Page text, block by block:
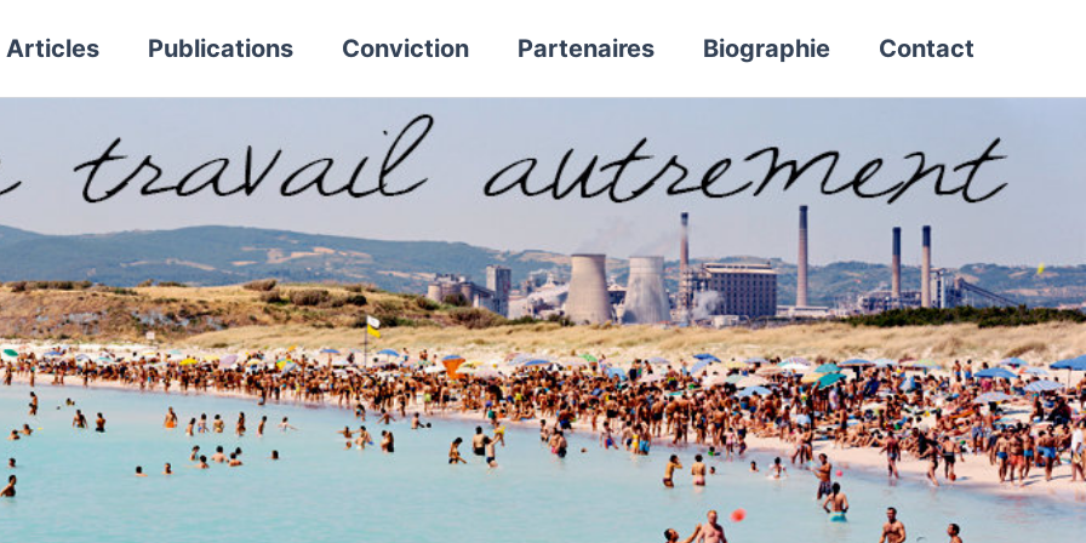
Articles Publications Conviction Partenaires Biographie Contact